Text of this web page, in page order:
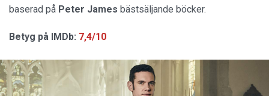
baserad på Peter James bästsäljande böcker.
Betyg på IMDb: 7,4/10